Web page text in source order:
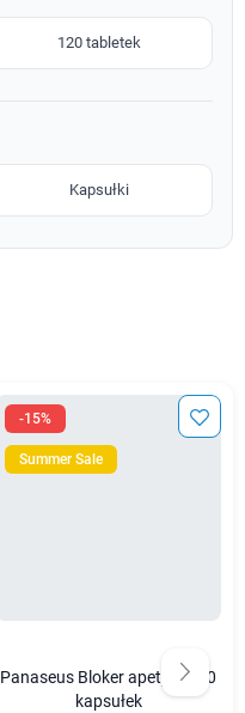
120 tabletek
Kapsułki
-15%
Summer Sale
Panaseus Bloker apetytu - 50
kapsułek